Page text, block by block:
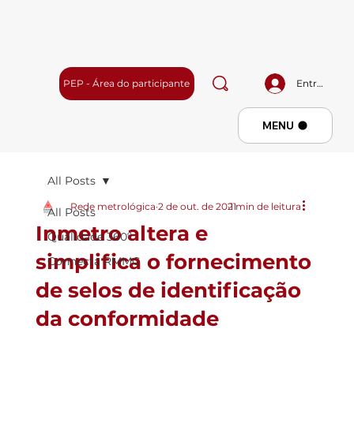
Entrar
PEP - Área do participante
Menu
MENU
All Posts
Qualidade 360º
Connecta RMMG
All Posts
Inmetro altera e
simplifica o fornecimento
de selos de identificação
da conformidade
Rede metrológica 2 de out. de 20211 min de leitura